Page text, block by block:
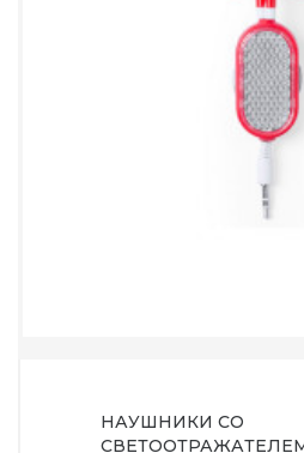
НАУШНИКИ СО